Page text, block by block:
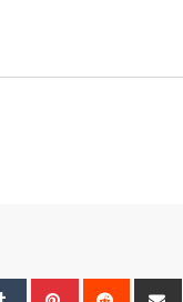
Tumblr Pinterest Reddit